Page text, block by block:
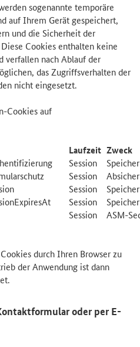
sogenannte temporäre
auf Ihrem Gerät gespeichert,
und die Sicherheit der
Cookies enthalten keine
verfallen nach Ablauf der
das Zugriffsverhalten der
nicht eingesetzt.
Cookies auf
Laufzeit Zweck
Session
Session
Session
Session
Session ASM-
durch Ihren Browser zu
der Anwendung ist dann
oder per E-